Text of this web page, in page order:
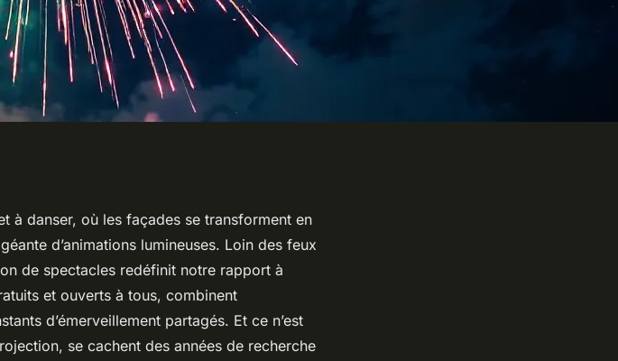
pas
à danser, où les façades se transforment en
d’animations lumineuses. Loin des feux
de spectacles redéfinit notre rapport à
et ouverts à tous, combinent
d’émerveillement partagés. Et ce n’est
se cachent des années de recherche